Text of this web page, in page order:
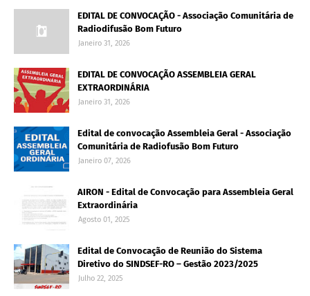
EDITAL DE CONVOCAÇÃO - Associação Comunitária de
Radiodifusão Bom Futuro
Janeiro 31, 2026
EDITAL DE CONVOCAÇÃO ASSEMBLEIA GERAL
EXTRAORDINÁRIA
Janeiro 31, 2026
Edital de convocação Assembleia Geral - Associação
Comunitária de Radiofusão Bom Futuro
Janeiro 07, 2026
AIRON - Edital de Convocação para Assembleia Geral
Extraordinária
Agosto 01, 2025
Edital de Convocação de Reunião do Sistema
Diretivo do SINDSEF-RO – Gestão 2023/2025
Julho 22, 2025